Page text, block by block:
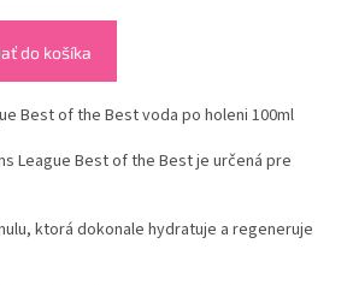
do košíka
Best of the Best voda po holeni 100ml
League Best of the Best je určená pre
ktorá dokonale hydratuje a regeneruje